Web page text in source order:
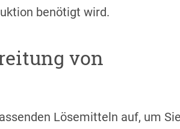
benötigt wird.
von
Lösemitteln auf, um Sie